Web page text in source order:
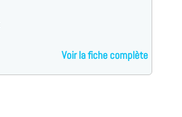
Voir la fiche complète